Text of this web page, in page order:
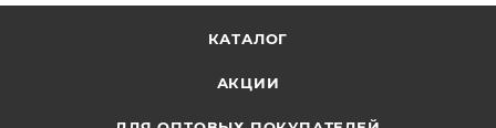
КАТАЛОГ
АКЦИИ